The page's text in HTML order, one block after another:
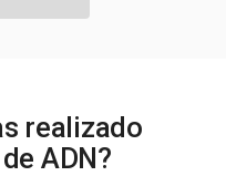
realizado
ADN?